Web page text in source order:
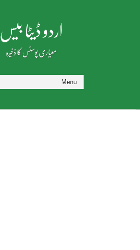
اردو ڈیٹا بیس
معیاری پوسٹس کا ذخیرہ